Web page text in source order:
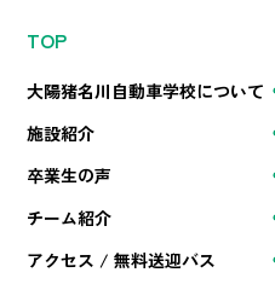
TOP
大陽猪名川自動車学校について
施設紹介
卒業生の声
チーム紹介
アクセス / 無料送迎バス